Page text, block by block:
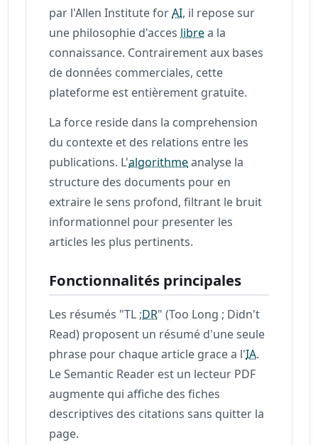
par l'Allen Institute forAI, il repose sur
une philosophie d'acces librea la
connaissance. Contrairement aux bases
de données commerciales, cette
plateforme est entièrement gratuite.
La force reside dans la comprehension
du contexte et des relations entre les
publications. L'algorithmeanalyse la
structure des documents pour en
extraire le sens profond, filtrant le bruit
informationnel pour presenter les
articles les plus pertinents.
Fonctionnalités principales
Les résumés "TL ;DR" (Too Long ; Didn't
Read) proposent un résumé d'une seule
phrase pour chaque article grace a l'IA.
Le Semantic Reader est un lecteur PDF
augmente qui affiche des fiches
descriptives des citations sans quitter la
page.